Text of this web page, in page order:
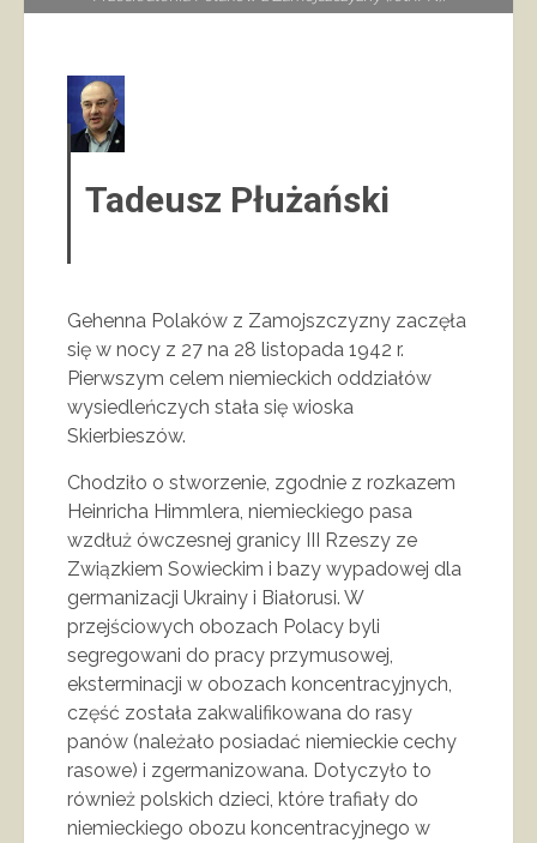
Tadeusz Płużański
Gehenna Polaków z Zamojszczyzny zaczęła
się w nocy z 27 na 28 listopada 1942 r.
Pierwszym celem niemieckich oddziałów
wysiedleńczych stała się wioska
Skierbieszów.
Chodziło o stworzenie, zgodnie z rozkazem
Heinricha Himmlera, niemieckiego pasa
wzdłuż ówczesnej granicy III Rzeszy ze
Związkiem Sowieckim i bazy wypadowej dla
germanizacji Ukrainy i Białorusi. W
przejściowych obozach Polacy byli
segregowani do pracy przymusowej,
eksterminacji w obozach koncentracyjnych,
część została zakwalifikowana do rasy
panów (należało posiadać niemieckie cechy
rasowe) i zgermanizowana. Dotyczyło to
również polskich dzieci, które trafiały do
niemieckiego obozu koncentracyjnego w